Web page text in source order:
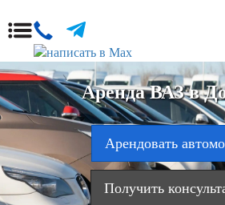
Аренда ВАЗ в
Арендовать
Получить